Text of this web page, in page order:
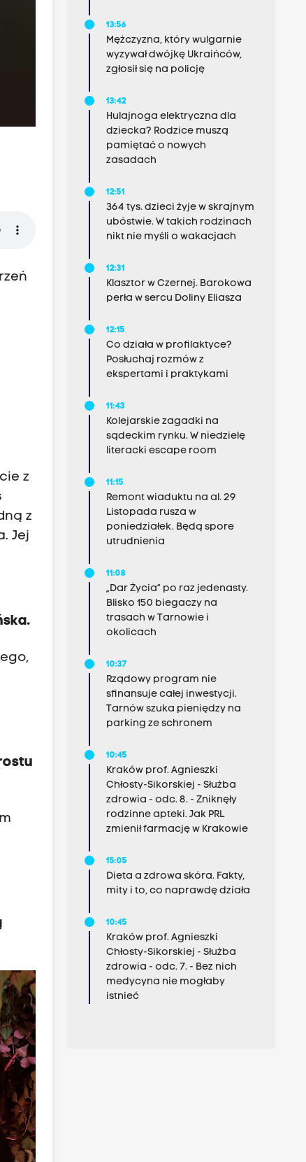
z
z
Jej
13:56
Mężczyzna, który wulgarnie
wyzywał dwójkę Ukraińców,
zgłosił się na policję
13:42
Hulajnoga elektryczna dla
dziecka? Rodzice muszą
pamiętać o nowych
zasadach
12:51
364 tys. dzieci żyje w skrajnym
ubóstwie. W takich rodzinach
nikt nie myśli o wakacjach
12:31
Klasztor w Czernej. Barokowa
perła w sercu Doliny Eliasza
12:15
Co działa w profilaktyce?
Posłuchaj rozmów z
ekspertami i praktykami
11:43
Kolejarskie zagadki na
sądeckim rynku. W niedzielę
literacki escape room
11:15
Remont wiaduktu na al. 29
Listopada rusza w
poniedziałek. Będą spore
utrudnienia
11:08
„Dar Życia” po raz jedenasty.
Blisko 150 biegaczy na
trasach w Tarnowie i
okolicach
10:37
Rządowy program nie
sfinansuje całej inwestycji.
Tarnów szuka pieniędzy na
parking ze schronem
10:45
Kraków prof. Agnieszki
Chłosty-Sikorskiej - Służba
zdrowia - odc. 8. - Zniknęły
rodzinne apteki. Jak PRL
zmienił farmację w Krakowie
15:05
Dieta a zdrowa skóra. Fakty,
mity i to, co naprawdę działa
10:45
Kraków prof. Agnieszki
Chłosty-Sikorskiej - Służba
zdrowia - odc. 7. - Bez nich
medycyna nie mogłaby
istnieć